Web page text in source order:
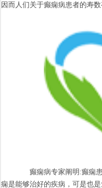
因而人们关于癫痫病患者的寿
癫痫病专家阐明:癫痫患
痫是能够治好的疾病，可是也